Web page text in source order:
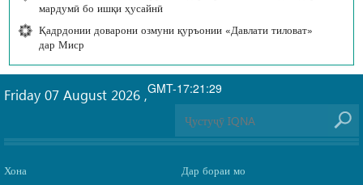
мардумӣ бо ишқи ҳусайнӣ
Қадрдонии доварони озмуни қуръонии «Давлати тиловат»
дар Миср
GMT-17:21:29
Friday 07 August 2026 ,
Хона
Дар бораи мо